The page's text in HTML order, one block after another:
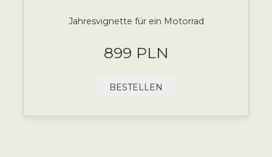
Jahresvignette für ein Motorrad
899 PLN
BESTELLEN